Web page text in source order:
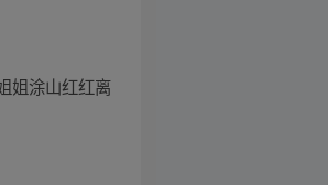
姐涂山红红离